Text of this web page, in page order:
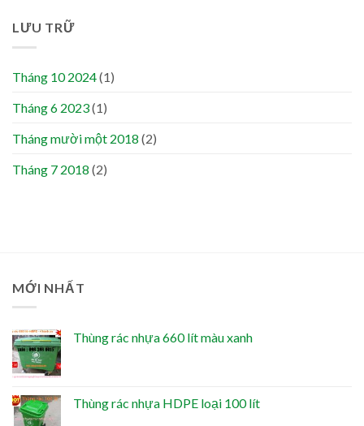
LƯU TRỮ
Tháng 10 2024(1)
Tháng 6 2023(1)
Tháng mười một 2018 (2)
Tháng 7 2018 (2)
MỚI NHẤT
Thùng rác nhựa 660 lít màu xanh
Thùng rác nhựa HDPE loại 100 lít